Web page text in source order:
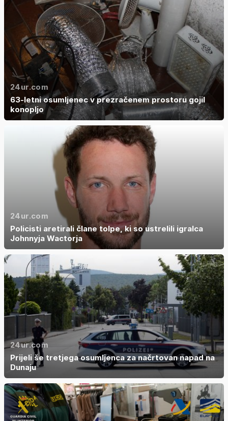
24ur.com
63-letni osumljenec v prezračenem prostoru gojil
konopljo
24ur.com
Policisti aretirali člane tolpe, ki so ustrelili igralca
Johnnyja Wactorja
24ur.com
Prijeli še tretjega osumljenca za načrtovan napad na
Dunaju